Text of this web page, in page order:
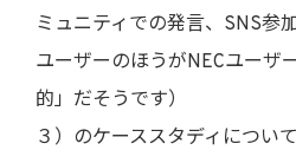
ミュニティでの発言、SNS参
ユーザーのほうがNECユーザ
的」だそうです）
３）のケーススタディについ